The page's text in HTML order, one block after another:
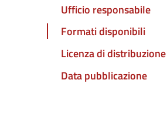
Ufficio responsabile
Formati disponibili
Licenza di distribuzione
Data pubblicazione